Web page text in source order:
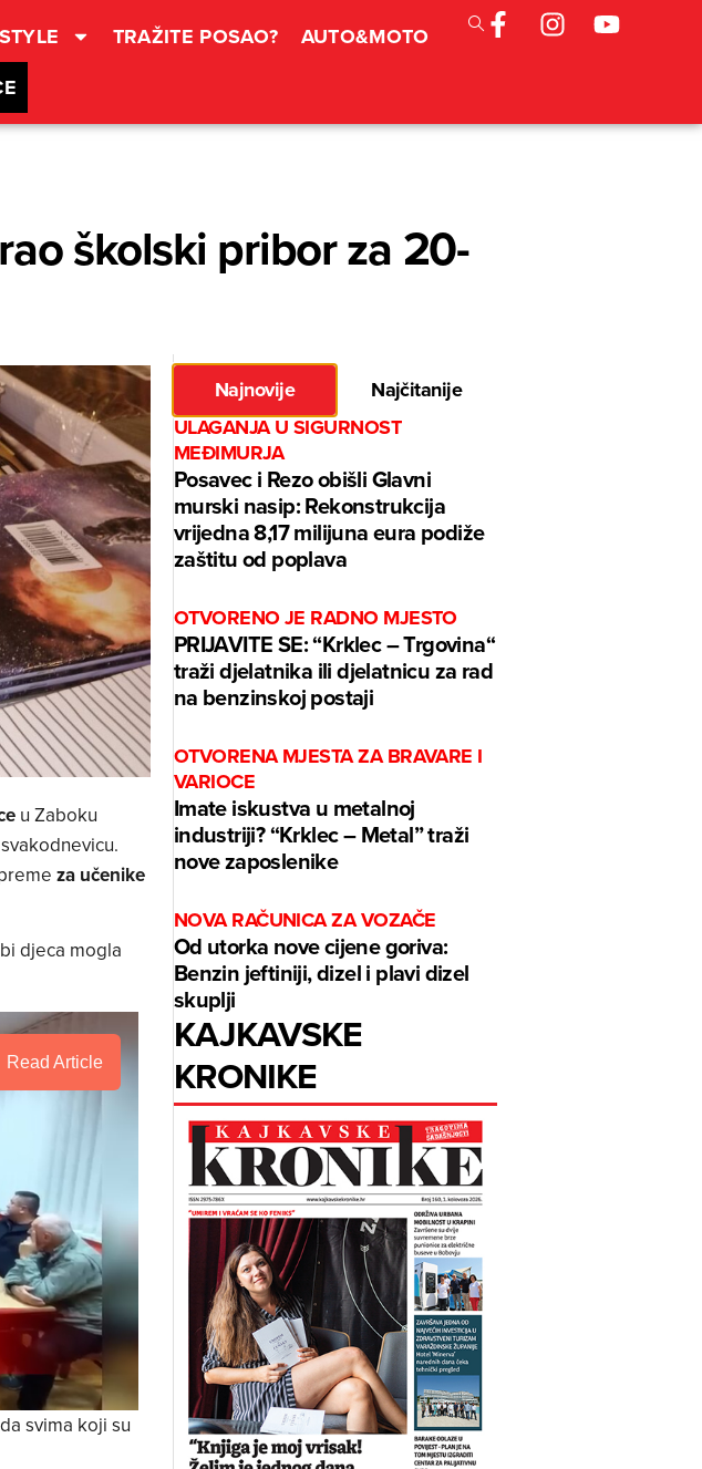
TRAŽITE POSAO?
AUTO&MOTO
školski pribor za 20-
u Zaboku
za učenike
djeca mogla
Read Article
svima koji su
Najnovije
Najčitanije
ULAGANJA U SIGURNOST
MEĐIMURJA
Posavec i Rezo obišli Glavni
murski nasip: Rekonstrukcija
vrijedna 8,17 milijuna eura podiže
zaštitu od poplava
OTVORENO JE RADNO MJESTO
PRIJAVITE SE: “Krklec – Trgovina“
traži djelatnika ili djelatnicu za rad
na benzinskoj postaji
OTVORENA MJESTA ZA BRAVARE I
VARIOCE
Imate iskustva u metalnoj
industriji? “Krklec – Metal” traži
nove zaposlenike
NOVA RAČUNICA ZA VOZAČE
Od utorka nove cijene goriva:
Benzin jeftiniji, dizel i plavi dizel
skuplji
KAJKAVSKE
KRONIKE